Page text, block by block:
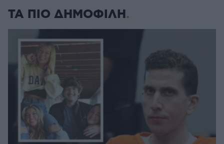
ΤΑ ΠΙΟ ΔΗΜΟΦΙΛΗ